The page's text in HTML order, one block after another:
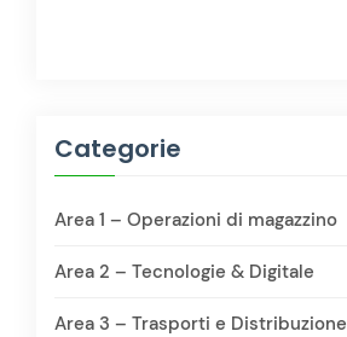
Categorie
Area 1 – Operazioni di magazzino
Area 2 – Tecnologie & Digitale
Area 3 – Trasporti e Distribuzione